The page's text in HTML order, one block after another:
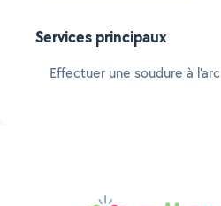
Services principaux
Effectuer une soudure à l'arc